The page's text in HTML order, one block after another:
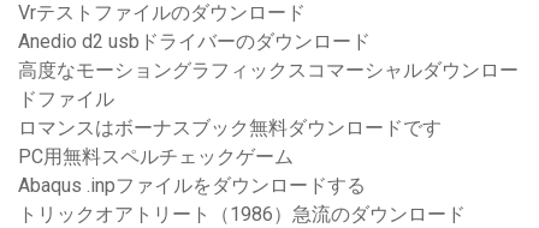
Vrテストファイルのダウンロード
Anedio d2 usbドライバーのダウンロード
高度なモーショングラフィックスコマーシャルダウンロー
ドファイル
ロマンスはボーナスブック無料ダウンロードです
PC用無料スペルチェックゲーム
Abaqus .inpファイルをダウンロードする
トリックオアトリート（1986）急流のダウンロード